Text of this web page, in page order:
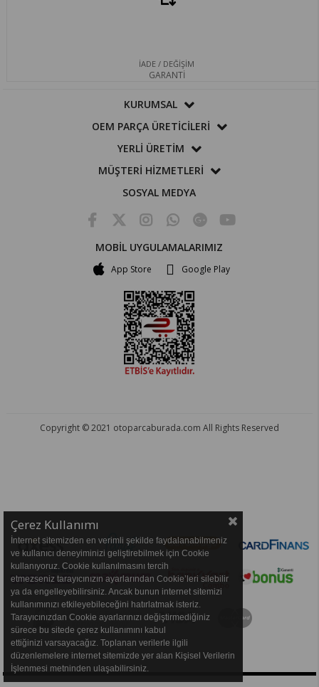
İADE / DEĞİŞİM
GARANTİ
KURUMSAL
OEM PARÇA ÜRETİCİLERİ
YERLİ ÜRETİM
MÜŞTERİ HİZMETLERİ
SOSYAL MEDYA
MOBİL UYGULAMALARIMIZ
App Store Google Play
Copyright © 2021 otoparcaburada.com All Rights Reserved
Çerez Kullanımı
İnternet sitemizden en verimli şekilde faydalanabilmeniz
ve kullanıcı deneyiminizi geliştirebilmek için Cookie
kullanıyoruz. Cookie kullanılmasını tercih
etmezseniz tarayıcınızın ayarlarından Cookie’leri silebilir
ya da engelleyebilirsiniz. Ancak bunun internet sitemizi
kullanımınızı etkileyebileceğini hatırlatmak isteriz.
Tarayıcınızdan Cookie ayarlarınızı değiştirmediğiniz
sürece bu sitede çerez kullanımını kabul
ettiğinizi varsayacağız. Toplanan verilerle ilgili
düzenlemelere internet sitemizde yer alan Kişisel Verilerin
İşlenmesi metninden ulaşabilirsiniz.